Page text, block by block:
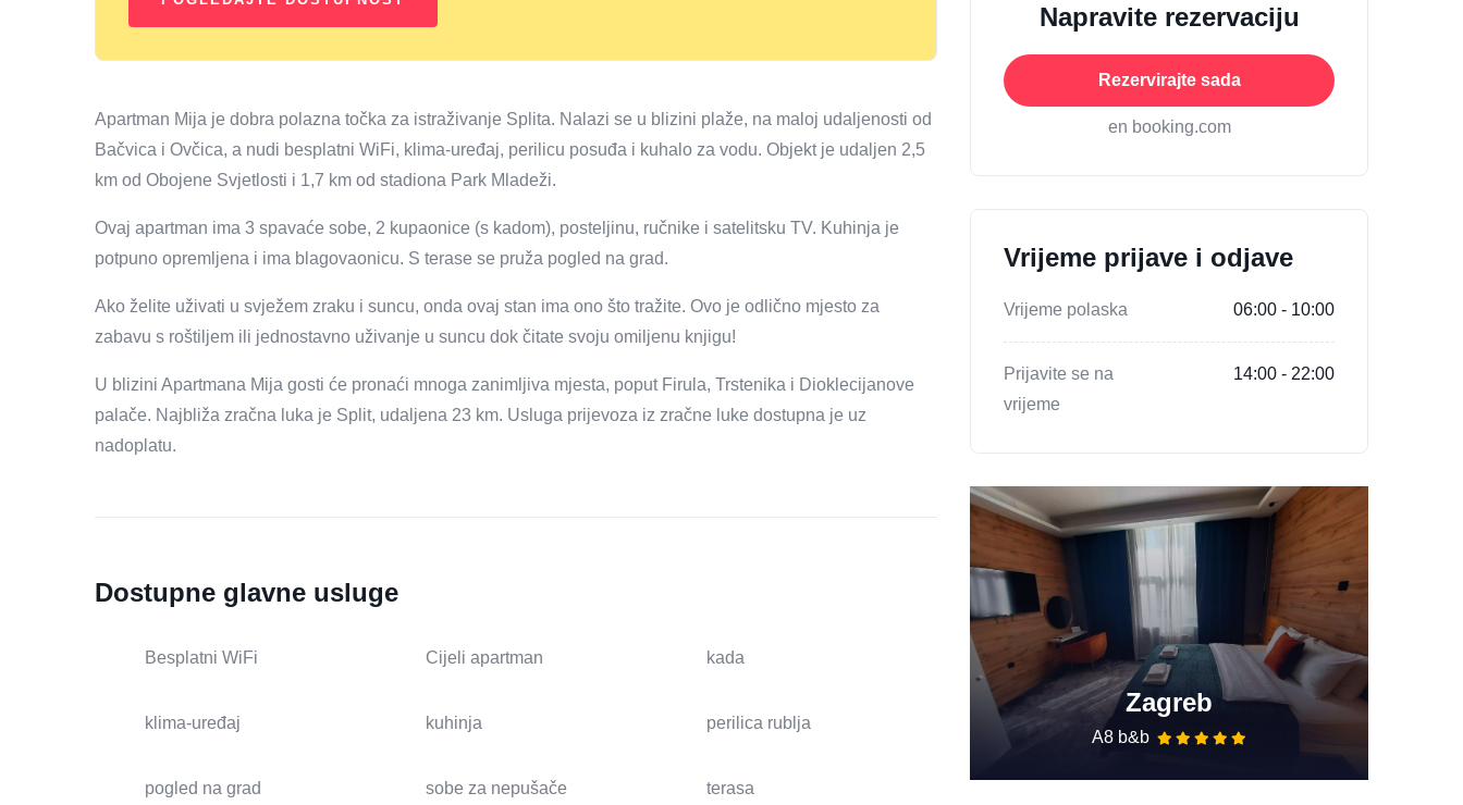
Apartman Mija je dobra polazna točka za istraživanje Splita. Nalazi se u blizini plaže, na maloj udaljenosti od
Bačvica i Ovčica, a nudi besplatni WiFi, klima-uređaj, perilicu posuđa i kuhalo za vodu. Objekt je udaljen 2,5
km od Obojene Svjetlosti i 1,7 km od stadiona Park Mladeži.
Ovaj apartman ima 3 spavaće sobe, 2 kupaonice (s kadom), posteljinu, ručnike i satelitsku TV. Kuhinja je
potpuno opremljena i ima blagovaonicu. S terase se pruža pogled na grad.
Ako želite uživati ​​u svježem zraku i suncu, onda ovaj stan ima ono što tražite. Ovo je odlično mjesto za
zabavu s roštiljem ili jednostavno uživanje u suncu dok čitate svoju omiljenu knjigu!
U blizini Apartmana Mija gosti će pronaći mnoga zanimljiva mjesta, poput Firula, Trstenika i Dioklecijanove
palače. Najbliža zračna luka je Split, udaljena 23 km. Usluga prijevoza iz zračne luke dostupna je uz
nadoplatu.
Dostupne glavne usluge
Besplatni WiFi Cijeli apartman kada
klima-uređaj kuhinja perilica rublja
pogled na grad sobe za nepušače terasa
Napravite rezervaciju
Rezervirajte sada
en booking.com
Vrijeme prijave i odjave
Vrijeme polaska 06:00 - 10:00
Prijavite se na
vrijeme
14:00 - 22:00
Zagreb
A8 b&b